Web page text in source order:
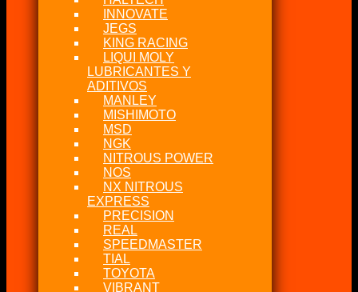
INNOVATE
JEGS
KING RACING
LIQUI MOLY
LUBRICANTES Y
ADITIVOS
MANLEY
MISHIMOTO
MSD
NGK
NITROUS POWER
NOS
NX NITROUS
EXPRESS
PRECISION
REAL
SPEEDMASTER
TIAL
TOYOTA
VIBRANT